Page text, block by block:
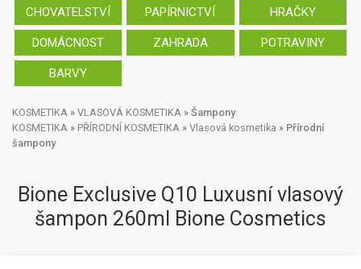
CHOVATELSTVÍ PAPÍRNICTVÍ HRAČKY
DOMÁCNOST ZAHRADA POTRAVINY
BARVY
KOSMETIKA » VLASOVÁ KOSMETIKA » Šampony
KOSMETIKA » PŘÍRODNÍ KOSMETIKA » Vlasová kosmetika » Přírodní
šampony
Bione Exclusive Q10 Luxusní vlasový
šampon 260ml Bione Cosmetics